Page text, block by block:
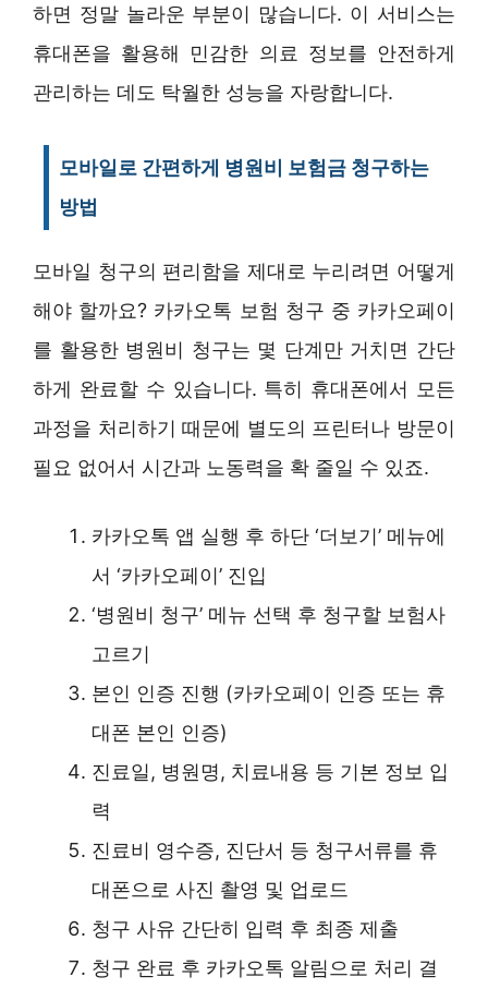
하면 정말 놀라운 부분이 많습니다. 이 서비스는
휴대폰을 활용해 민감한 의료 정보를 안전하게
관리하는 데도 탁월한 성능을 자랑합니다.
모바일로 간편하게 병원비 보험금 청구하는
방법
모바일 청구의 편리함을 제대로 누리려면 어떻게
해야 할까요? 카카오톡 보험 청구 중 카카오페이
를 활용한 병원비 청구는 몇 단계만 거치면 간단
하게 완료할 수 있습니다. 특히 휴대폰에서 모든
과정을 처리하기 때문에 별도의 프린터나 방문이
필요 없어서 시간과 노동력을 확 줄일 수 있죠.
카카오톡 앱 실행 후 하단 ‘더보기’ 메뉴에
서 ‘카카오페이’ 진입
‘병원비 청구’ 메뉴 선택 후 청구할 보험사
고르기
본인 인증 진행 (카카오페이 인증 또는 휴
대폰 본인 인증)
진료일, 병원명, 치료내용 등 기본 정보 입
력
진료비 영수증, 진단서 등 청구서류를 휴
대폰으로 사진 촬영 및 업로드
청구 사유 간단히 입력 후 최종 제출
청구 완료 후 카카오톡 알림으로 처리 결